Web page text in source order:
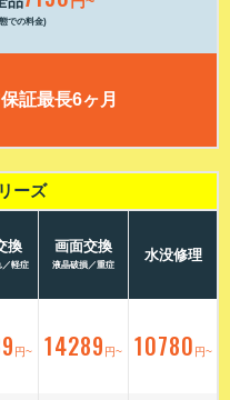
での料金)
証最長6ヶ月
ーズ
換
／軽症
画面交換
液晶破損／重症
水没修理
円~ 14289 円~ 10780 円~